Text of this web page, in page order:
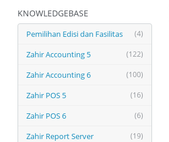
KNOWLEDGEBASE
(4)
Pemilihan Edisi dan Fasilitas
(122)
Zahir Accounting 5
(100)
Zahir Accounting 6
(16)
Zahir POS 5
(6)
Zahir POS 6
(19)
Zahir Report Server